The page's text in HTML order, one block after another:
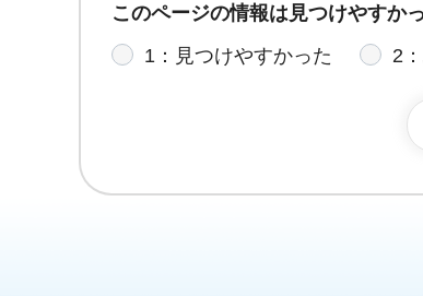
このページの情報は見つけやすか
1：見つけやすかった
2